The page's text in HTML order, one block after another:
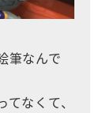
筆なんで
なくて、